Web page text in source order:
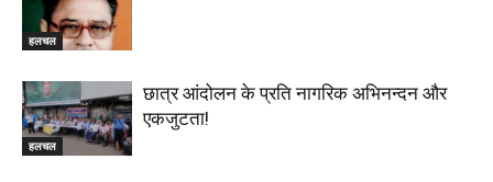
हलचल
हलचल
छात्र आंदोलन के प्रति नागरिक अभिनन्दन और
एकजुटता!